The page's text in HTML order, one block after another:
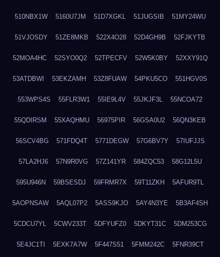
510NBX1W 5160U7JM 51D7XGKL 51JUGSIB 51MY24WU
51VJOSDY 51ZE8MKB 522X4O28 52D4GH9B 52FJKYTB
52MOA4HC 52SYO0Q2 52TPECFV 52W5K0BY 52XXY91Q
53ATDBWI 53EKZAMH 53Z8FUAW 54PKU5CO 551HGV0S
553WPS4S 55FLR3W1 55IE9L4V 55JKJF3L 55NCOA72
55QDIRSM 55XAQHMU 56975PIR 56GSA0U2 56QN3KEB
56SCV4BG 571FDQ4T 5771DEGW 57G6BV7Y 57IUFJJS
57LA2HJ6 57N9R0VG 57Z141YR 584ZQC53 58G12L5U
595U946N 59BSESDJ 59FRMR7X 59T11ZKH 5AFUR9TL
5AOPNSAW 5AQL07P2 5ASS9KJO 5AY4N3YE 5B3AF4SH
5CDCU7YL 5CWV233T 5DFYUFZ0 5DKYT31C 5DM253CG
5E4JC1TI 5EXK7A7W 5F447S51 5FMM242C 5FNR39CT